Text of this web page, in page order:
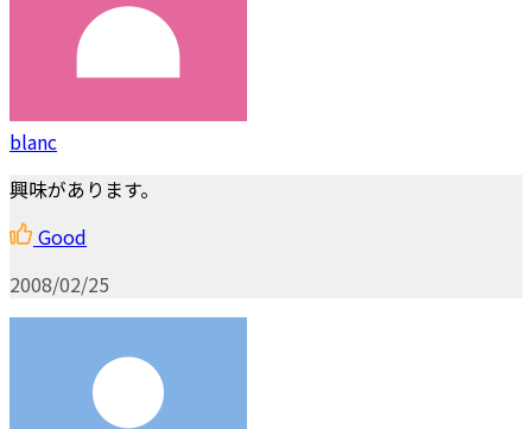
blanc
興味があります。
Good
2008/02/25